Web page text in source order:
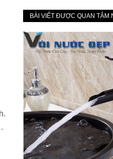
BÀI VIẾT ĐƯỢC QUAN TÂM